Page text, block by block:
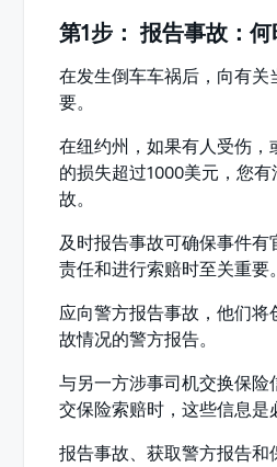
第1步： 报告事故：
在发生倒车车祸后，向有关
要。
在纽约州，如果有人受伤，
的损失超过1000美元，您
故。
及时报告事故可确保事件有
责任和进行索赔时至关重要。
应向警方报告事故，他们将
故情况的警方报告。
与另一方涉事司机交换保险
交保险索赔时，这些信息是
报告事故、获取警方报告和